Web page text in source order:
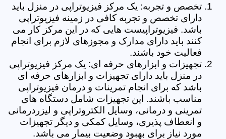
تخصص و تجربه: یک مرکز فیزیوتراپی در منزل باید
دارای تخصص و تجربه کافی در زمینه فیزیوتراپی
باشد. فیزیوتراپیست هایی که در این مرکز کار می
کنند باید دارای مدارک و مجوزهای لازم برای انجام
فعالیت خود باشند.
تجهیزات و ابزارهای حرفه ای: یک مرکز فیزیوتراپی
در منزل باید دارای تجهیزات و ابزارهای حرفه ای
باشد که برای انجام تمرینات و درمان فیزیوتراپی
مناسب باشند. این تجهیزات شامل دستگاه های
تمرینی و درمانی، وسایل الکتروتراپی و لیزردرمانی
و انعطاف پذیری، وسایل کمکی و دیگر تجهیزات
مورد نیاز برای بهبود وضعیت بیمار می باشد.